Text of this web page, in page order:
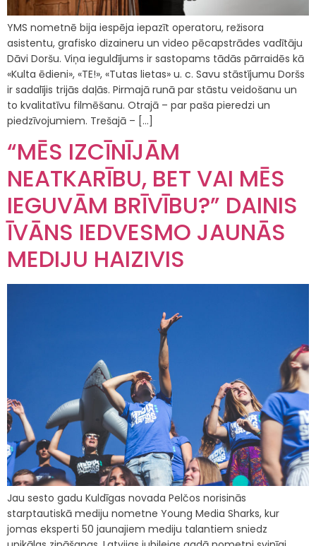
YMS nometnē bija iespēja iepazīt operatoru, režisora
asistentu, grafisko dizaineru un video pēcapstrādes vadītāju
Dāvi Doršu. Viņa ieguldījums ir sastopams tādās pārraidēs kā
«Kulta ēdieni», «TE!», «Tutas lietas» u. c. Savu stāstījumu Doršs
ir sadalījis trijās daļās. Pirmajā runā par stāstu veidošanu un
to kvalitatīvu filmēšanu. Otrajā – par paša pieredzi un
piedzīvojumiem. Trešajā – […]
“MĒS IZCĪNĪJĀM
NEATKARĪBU, BET VAI MĒS
IEGUVĀM BRĪVĪBU?” DAINIS
ĪVĀNS IEDVESMO JAUNĀS
MEDIJU HAIZIVIS
Jau sesto gadu Kuldīgas novada Pelčos norisinās
starptautiskā mediju nometne Young Media Sharks, kur
jomas eksperti 50 jaunajiem mediju talantiem sniedz